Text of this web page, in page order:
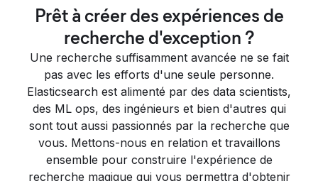
Prêt à créer des expériences de
recherche d'exception ?
Une recherche suffisamment avancée ne se fait
pas avec les efforts d'une seule personne.
Elasticsearch est alimenté par des data scientists,
des ML ops, des ingénieurs et bien d'autres qui
sont tout aussi passionnés par la recherche que
vous. Mettons-nous en relation et travaillons
ensemble pour construire l'expérience de
recherche magique qui vous permettra d'obtenir